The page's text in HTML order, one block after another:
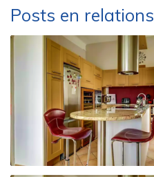
Posts en relations